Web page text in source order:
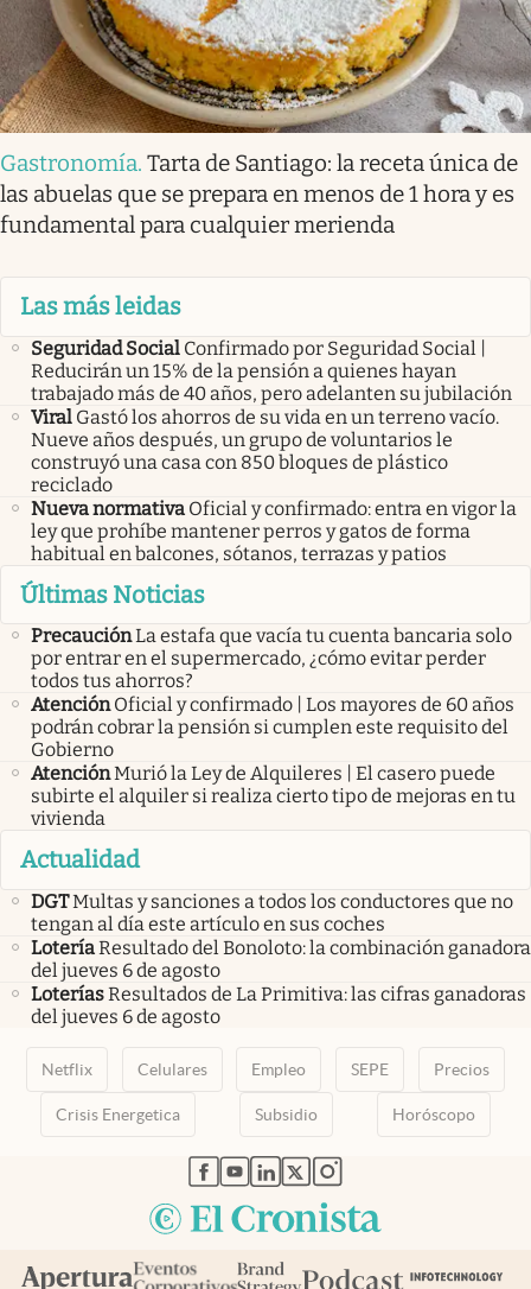
Gastronomía. Tarta de Santiago: la receta única de
las abuelas que se prepara en menos de 1 hora y es
fundamental para cualquier merienda
Las más leidas
Seguridad Social Confirmado por Seguridad Social |
Reducirán un 15% de la pensión a quienes hayan
trabajado más de 40 años, pero adelanten su jubilación
Viral Gastó los ahorros de su vida en un terreno vacío.
Nueve años después, un grupo de voluntarios le
construyó una casa con 850 bloques de plástico
reciclado
Nueva normativa Oficial y confirmado: entra en vigor la
ley que prohíbe mantener perros y gatos de forma
habitual en balcones, sótanos, terrazas y patios
Últimas Noticias
PrecauciónLa estafa que vacía tu cuenta bancaria solo
por entrar en el supermercado, ¿cómo evitar perder
todos tus ahorros?
Atención Oficial y confirmado | Los mayores de 60 años
podrán cobrar la pensión si cumplen este requisito del
Gobierno
AtenciónMurió la Ley de Alquileres | El casero puede
subirte el alquiler si realiza cierto tipo de mejoras en tu
vivienda
Actualidad
DGTMultas y sanciones a todos los conductores que no
tengan al día este artículo en sus coches
LoteríaResultado del Bonoloto: la combinación ganadora
del jueves 6 de agosto
LoteríasResultados de La Primitiva: las cifras ganadoras
del jueves 6 de agosto
Netflix Celulares Empleo SEPE Precios
Crisis Energetica Subsidio Horóscopo
abre en nueva pestaña
abre en nueva pestaña
abre en nueva pestaña
abre en nueva pestaña
abre en nueva pestaña